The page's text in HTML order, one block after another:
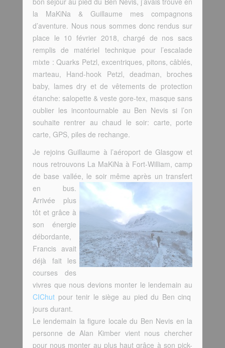
la MaKiNa & Guillaume mes compagnons
d’aventure. Nous nous sommes donc rendus sur
place le 10 février 2018, chargé de nos sacs
remplis de matériel technique pour l’escalade
mixte : Quarks Petzl, excentriques, pitons, câblés,
marteau, Hand-hook Petzl, deadman, broches
baby, lames dry et de vêtements de protection
étanche: salopette & veste gore-tex, masque sans
oublier les incontournable au Ben Nevis si l’on
souhaite rentrer au chaud le soir: carte, porte
carte, GPS, piles de rechange.
Je rejoins Guillaume à l’aéroport de Glasgow et
nous retrouvons La MaKiNa à Fort-William, camp
de base vallée, le soir même après un transfert
en bus.
Arrivée plus
tôt et grâce à
son énergie
débordante,
Francis avait
déjà fait les
courses des
vivres que nous devions monter le lendemain au
CIChut pour tenir le siège au pied du Ben cinq
jours durant.
Le lendemain la figure locale du Ben Nevis en la
personne de Alan Kimber vient nous chercher
pour nous monter au plus haut grâce à son pick-